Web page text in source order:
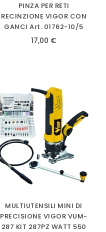
PINZA PER RETI
RECINZIONE VIGOR CON
GANCI Art. 01762-10/5
17,00 €
MULTIUTENSILI MINI DI
PRECISIONE VIGOR VUM-
287 KIT 287PZ WATT 550